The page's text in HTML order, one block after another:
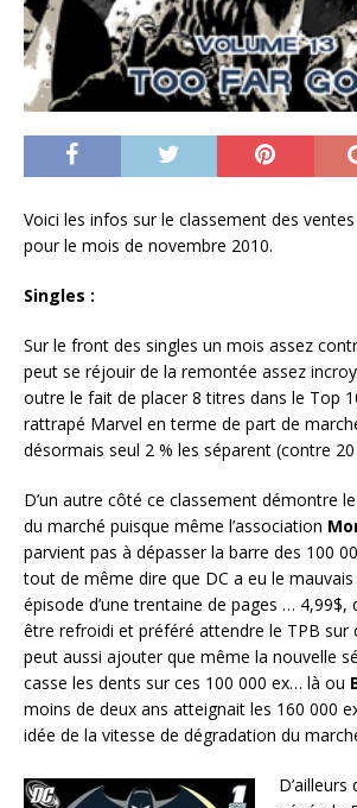
Voici les infos sur le classement des
pour le mois de novembre 2010.
Singles :
Sur le front des singles un mois assez
peut se réjouir de la remontée assez
outre le fait de placer 8 titres dans le Top
rattrapé Marvel en terme de part de
désormais seul 2 % les séparent (contre
D’un autre côté ce classement démontre
du marché puisque même l’association
parvient pas à dépasser la barre des 100
tout de même dire que DC a eu le
épisode d’une trentaine de pages … 4,99$,
être refroidi et préféré attendre le TPB sur
peut aussi ajouter que même la nouvelle
casse les dents sur ces 100 000 ex… là ou
moins de deux ans atteignait les 160 000
idée de la vitesse de dégradation du